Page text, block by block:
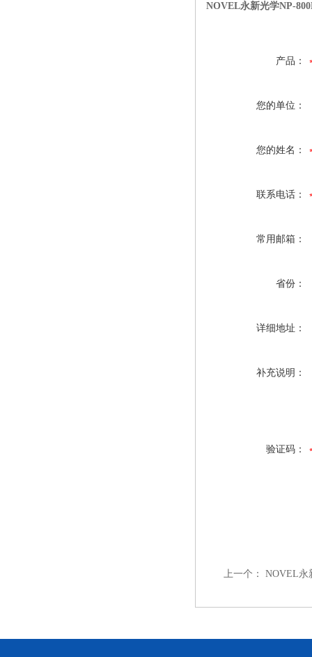
NOVEL永新光学NP-
产品：
您的单位：
您的姓名：
联系电话：
常用邮箱：
省份：
详细地址：
补充说明：
验证码：
上一个： NOVEL永